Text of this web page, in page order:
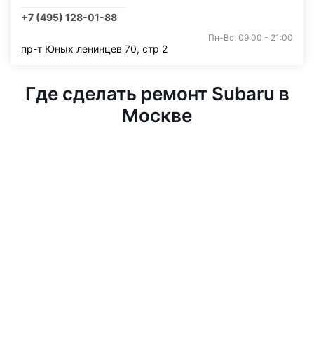
+7 (495) 128-01-88
Пн-Вс: 09:00 - 21:00
пр-т Юных ленинцев 70, стр 2
Где сделать ремонт Subaru в
Москве